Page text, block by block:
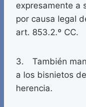
expresamente a
por causa legal
art. 853.2.º CC.
3. También
a los bisnietos
herencia.